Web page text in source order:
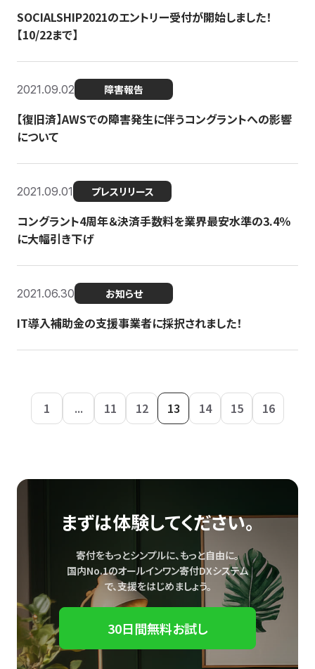
SOCIALSHIP2021のエントリー受付が開始しました！
【10/22まで】
2021.09.02 障害報告
【復旧済】AWSでの障害発生に伴うコングラントへの影響
について
2021.09.01 プレスリリース
コングラント4周年＆決済手数料を業界最安水準の3.4％
に大幅引き下げ
2021.06.30 お知らせ
IT導入補助金の支援事業者に採択されました！
1 ... 11 12 13 14 15 16
まずは体験してください。
寄付をもっとシンプルに、もっと自由に。
国内No.1のオールインワン寄付DXシステム
で、支援をはじめましょう。
30日間無料お試し